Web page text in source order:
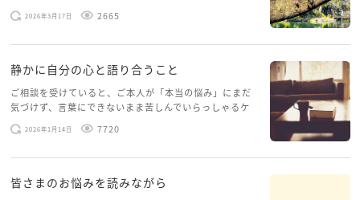
げたいという想いから、勇気を出して初めてブログを投
稿してみようと思います。少し自分のことを書いてみま
2026年3月17日 2665
静かに自分の心と語り合うこと
ご相談を受けていると、ご本人が「本当の悩み」にまだ
気づけず、言葉にできないまま苦しんでいらっしゃるケ
ースがありますお悩みというのは、心の深いところ（深
層心理）に触れることで、まったく違う角度から解決の
2026年1月14日 7720
皆さまのお悩みを読みながら